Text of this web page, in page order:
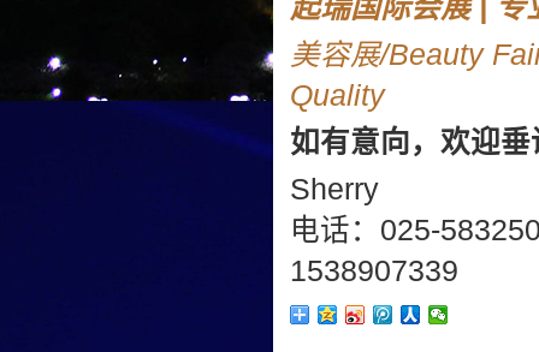
起瑞国际会展 | 专
美容展/Beauty
Quality
如有意向，欢迎垂
Sherry
电话：025-
1538907339